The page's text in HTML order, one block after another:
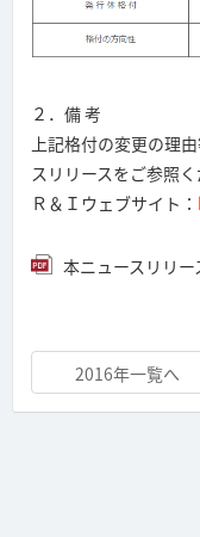
２．備 考
上記格付の変更の理
スリリースをご参照く
Ｒ＆Ｉウェブサイト：
本ニュースリリ
2016年一覧へ